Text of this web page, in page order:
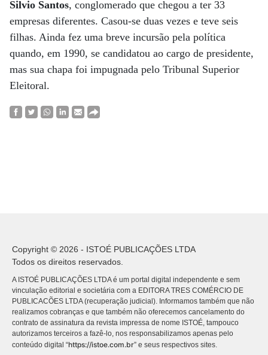
Silvio Santos, conglomerado que chegou a ter 33
empresas diferentes. Casou-se duas vezes e teve seis
filhas. Ainda fez uma breve incursão pela política
quando, em 1990, se candidatou ao cargo de presidente,
mas sua chapa foi impugnada pelo Tribunal Superior
Eleitoral.
Copyright © 2026 - ISTOÉ PUBLICAÇÕES LTDA
Todos os direitos reservados.
A ISTOÉ PUBLICAÇÕES LTDA é um portal digital independente e sem
vinculação editorial e societária com a EDITORA TRES COMÉRCIO DE
PUBLICACÕES LTDA (recuperação judicial). Informamos também que não
realizamos cobranças e que também não oferecemos cancelamento do
contrato de assinatura da revista impressa de nome ISTOÉ, tampouco
autorizamos terceiros a fazê-lo, nos responsabilizamos apenas pelo
conteúdo digital “https://istoe.com.br” e seus respectivos sites.